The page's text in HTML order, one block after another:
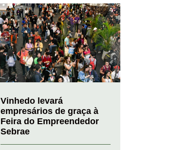
Vinhedo levará
empresários de graça à
Feira do Empreendedor
Sebrae